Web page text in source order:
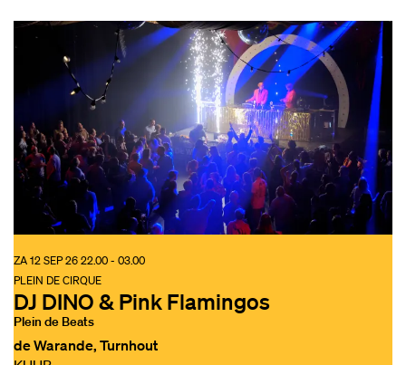
DJ DINO & Pink Flamingos
Plein de Beats
PLEIN DE CIRQUE
ZA 12 SEP 2622.00 - 03.00
de Warande, Turnhout